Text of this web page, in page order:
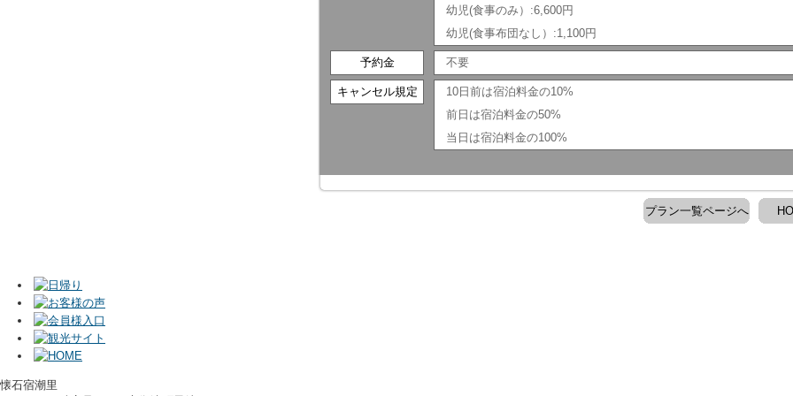
幼児(食事のみ）:6,600円
幼児(食事布団なし）:1,100円
予約金 不要
キャンセル規定
10日前は宿泊料金の10%
前日は宿泊料金の50%
当日は宿泊料金の100%
プラン一覧ページへ
懐石宿潮里